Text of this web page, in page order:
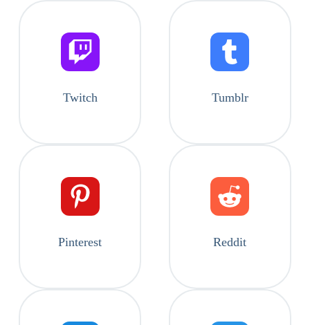
Twitch Tumblr
Pinterest Reddit